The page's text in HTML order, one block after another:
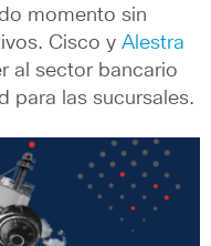
momento sin
Cisco y Alestra
al sector bancario
para las sucursales.